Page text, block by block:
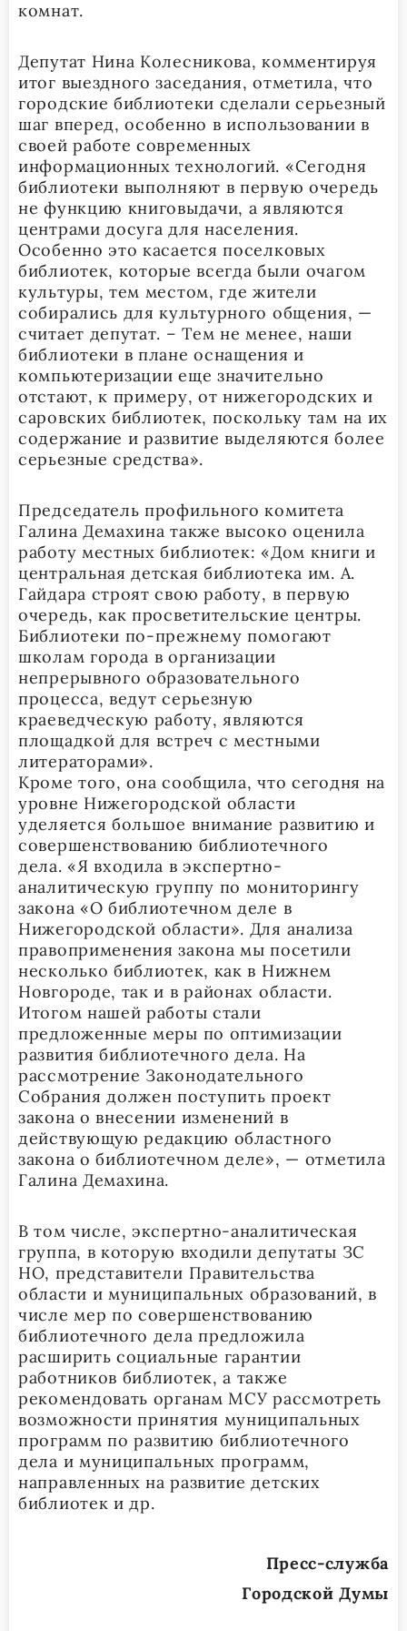
комнат.
Депутат Нина Колесникова, комментируя
итог выездного заседания, отметила, что
городские библиотеки сделали серьезный
шаг вперед, особенно в использовании в
своей работе современных
информационных технологий. «Сегодня
библиотеки выполняют в первую очередь
не функцию книговыдачи, а являются
центрами досуга для населения.
Особенно это касается поселковых
библиотек, которые всегда были очагом
культуры, тем местом, где жители
собирались для культурного общения, —
считает депутат. – Тем не менее, наши
библиотеки в плане оснащения и
компьютеризации еще значительно
отстают, к примеру, от нижегородских и
саровских библиотек, поскольку там на их
содержание и развитие выделяются более
серьезные средства».
Председатель профильного комитета
Галина Демахина также высоко оценила
работу местных библиотек: «Дом книги и
центральная детская библиотека им. А.
Гайдара строят свою работу, в первую
очередь, как просветительские центры.
Библиотеки по-прежнему помогают
школам города в организации
непрерывного образовательного
процесса, ведут серьезную
краеведческую работу, являются
площадкой для встреч с местными
литераторами».
Кроме того, она сообщила, что сегодня на
уровне Нижегородской области
уделяется большое внимание развитию и
совершенствованию библиотечного
дела. «Я входила в экспертно-
аналитическую группу по мониторингу
закона «О библиотечном деле в
Нижегородской области». Для анализа
правоприменения закона мы посетили
несколько библиотек, как в Нижнем
Новгороде, так и в районах области.
Итогом нашей работы стали
предложенные меры по оптимизации
развития библиотечного дела. На
рассмотрение Законодательного
Собрания должен поступить проект
закона о внесении изменений в
действующую редакцию областного
закона о библиотечном деле», — отметила
Галина Демахина.
В том числе, экспертно-аналитическая
группа, в которую входили депутаты ЗС
НО, представители Правительства
области и муниципальных образований, в
числе мер по совершенствованию
библиотечного дела предложила
расширить социальные гарантии
работников библиотек, а также
рекомендовать органам МСУ рассмотреть
возможности принятия муниципальных
программ по развитию библиотечного
дела и муниципальных программ,
направленных на развитие детских
библиотек и др.
Пресс-служба
Городской Думы